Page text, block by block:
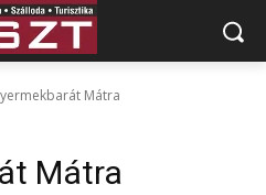
Mátra
Mátra